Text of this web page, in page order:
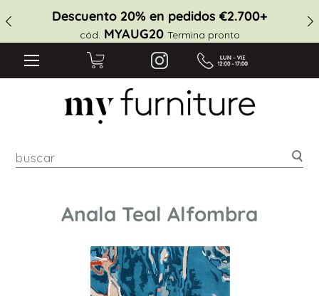
Descuento 20% en pedidos €2.700+
cód. MYAUG20 Termina pronto
Anala Teal Alfombra